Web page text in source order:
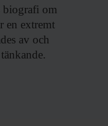
biografi om
en extremt
av och